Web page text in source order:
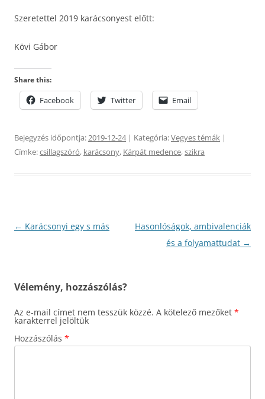
Szeretettel 2019 karácsonyest előtt:
Kövi Gábor
Share this:
Facebook Twitter Email
Bejegyzés időpontja:2019-12-24| Kategória:Vegyes témák |
Címke:csillagszóró, karácsony, Kárpát medence,szikra
Bejegyzés
← Karácsonyi egy s más
Hasonlóságok, ambivalenciák
és a folyamattudat →
Vélemény, hozzászólás?
Az e-mail címet nem tesszük közzé. A kötelező mezőket *
karakterrel jelöltük
Hozzászólás *